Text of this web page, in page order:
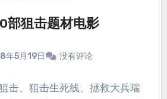
部狙击题材电影
年5月19日 没有评论
击、狙击生死线、拯救大兵瑞